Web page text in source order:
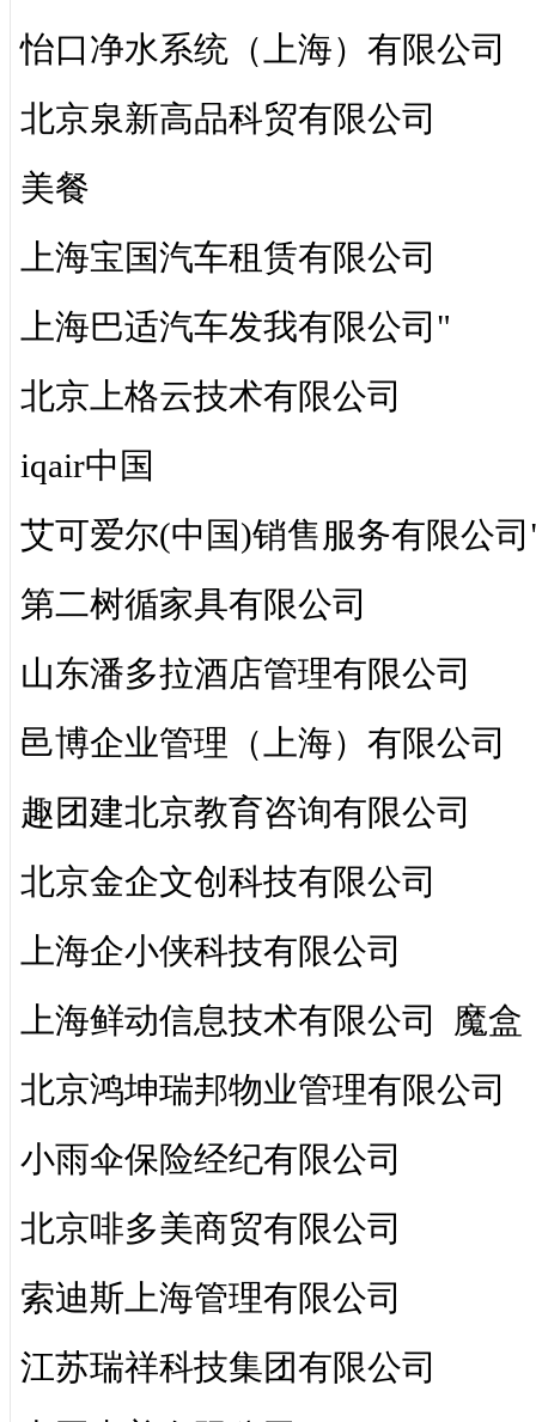
怡口净水系统（上海）有限公司
北京泉新高品科贸有限公司
美餐
上海宝国汽车租赁有限公司
上海巴适汽车发我有限公司"
北京上格云技术有限公司
iqair中国
艾可爱尔(中国)销售服务有限公
第二树循家具有限公司
山东潘多拉酒店管理有限公司
邑博企业管理（上海）有限公司
趣团建北京教育咨询有限公司
北京金企文创科技有限公司
上海企小侠科技有限公司
上海鲜动信息技术有限公司 魔盒
北京鸿坤瑞邦物业管理有限公司
小雨伞保险经纪有限公司
北京啡多美商贸有限公司
索迪斯上海管理有限公司
江苏瑞祥科技集团有限公司